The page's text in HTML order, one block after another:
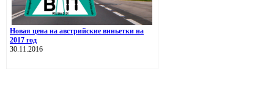
Новая цена на австрийские виньетки на
2017 год
30.11.2016